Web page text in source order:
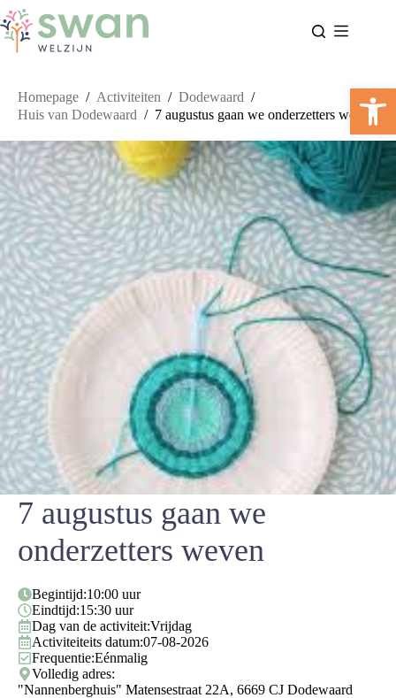
naar
de
inhoud
Homepage / Activiteiten / Dodewaard /
Huis van Dodewaard / 7 augustus gaan we onderzetters weven
7 augustus gaan we
onderzetters weven
Begintijd:10:00 uur
Eindtijd:15:30 uur
Dag van de activiteit:Vrijdag
Activiteiteits datum:07-08-2026
Frequentie:Eénmalig
Volledig adres:
"Nannenberghuis" Matensestraat 22A, 6669 CJ Dodewaard